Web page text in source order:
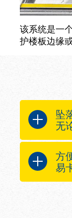
该系统是一
护楼板边缘
坠
无
多
方
易